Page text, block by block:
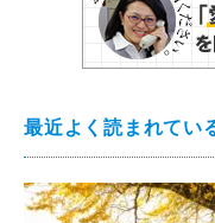
最近よく読まれてい